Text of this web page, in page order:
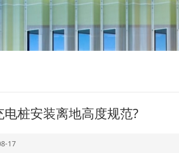
桩安装离地高度规范?
17